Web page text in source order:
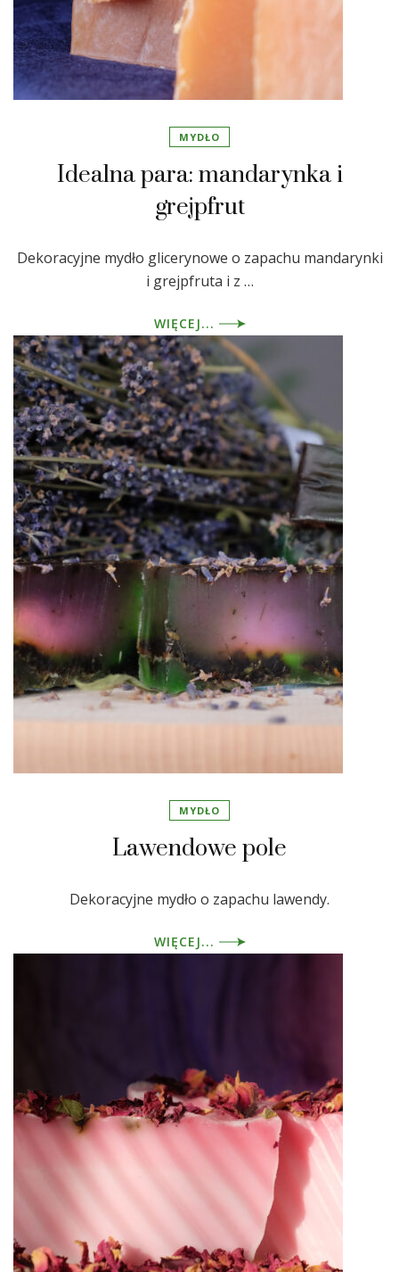
MYDŁO
Idealna para: mandarynka i
grejpfrut
Dekoracyjne mydło glicerynowe o zapachu mandarynki
i grejpfruta i z …
WIĘCEJ...
MYDŁO
Lawendowe pole
Dekoracyjne mydło o zapachu lawendy.
WIĘCEJ...